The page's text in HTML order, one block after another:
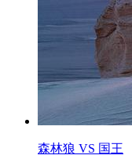
森林狼 VS 国王